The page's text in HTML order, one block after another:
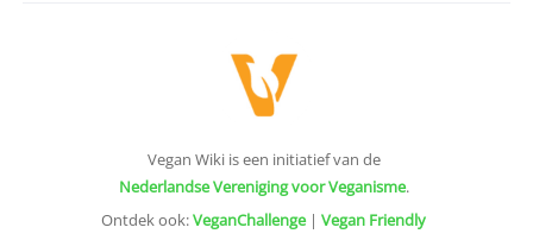
Vegan Wiki is een initiatief van de
Nederlandse Vereniging voor Veganisme.
Ontdek ook:VeganChallenge| Vegan Friendly